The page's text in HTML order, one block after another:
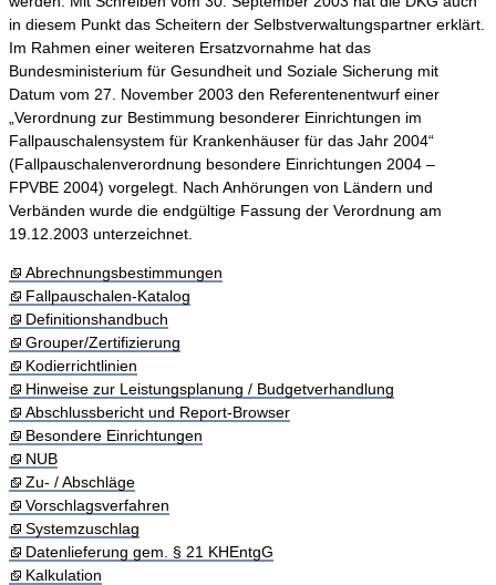
in diesem Punkt das Scheitern der Selbstverwaltungspartner erklärt.
Im Rahmen einer weiteren Ersatzvornahme hat das
Bundesministerium für Gesundheit und Soziale Sicherung mit
Datum vom 27. November 2003 den Referentenentwurf einer
„Verordnung zur Bestimmung besonderer Einrichtungen im
Fallpauschalensystem für Krankenhäuser für das Jahr 2004“
(Fallpauschalenverordnung besondere Einrichtungen 2004 –
FPVBE 2004) vorgelegt. Nach Anhörungen von Ländern und
Verbänden wurde die endgültige Fassung der Verordnung am
19.12.2003 unterzeichnet.
Abrechnungsbestimmungen
Fallpauschalen-Katalog
Definitionshandbuch
Grouper/Zertifizierung
Kodierrichtlinien
Hinweise zur Leistungsplanung / Budgetverhandlung
Abschlussbericht und Report-Browser
Besondere Einrichtungen
NUB
Zu- / Abschläge
Vorschlagsverfahren
Systemzuschlag
Datenlieferung gem. § 21 KHEntgG
Kalkulation